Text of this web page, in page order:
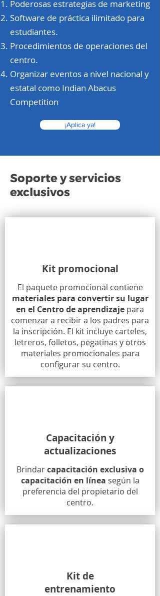
Poderosas estrategias de marketing
Software de práctica ilimitado para
estudiantes.
Procedimientos de operaciones del
centro.
Organizar eventos a nivel nacional y
estatal como Indian Abacus
Competition
¡Aplica ya!
Soporte y servicios
exclusivos
Kit promocional
El paquete promocional contiene
materiales para convertir su lugar
en el Centro de aprendizaje para
comenzar a recibir a los padres para
la inscripción. El kit incluye carteles,
letreros, folletos, pegatinas y otros
materiales promocionales para
configurar su centro.
Capacitación y
actualizaciones
Brindarcapacitación exclusiva o
capacitación en línea según la
preferencia del propietario del
centro.
Kit de
entrenamiento